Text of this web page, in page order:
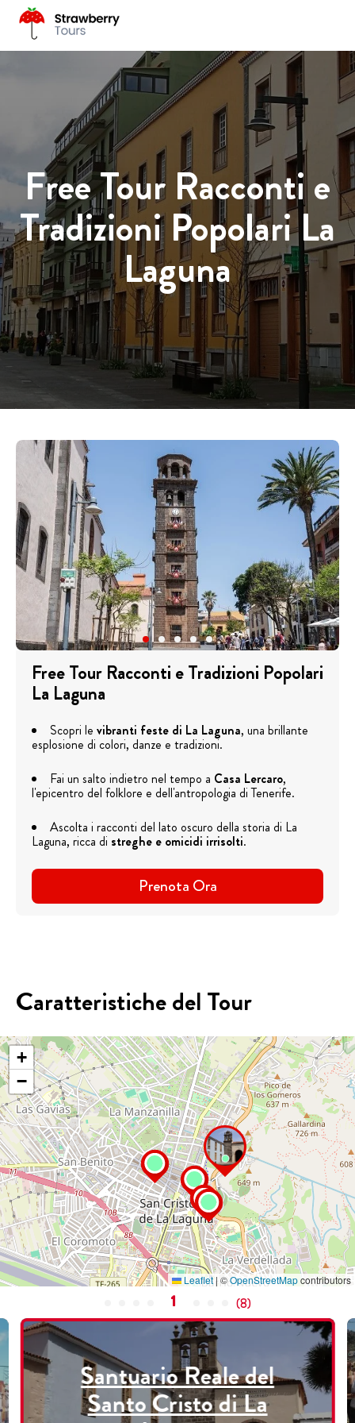
Free Tour Racconti e
Tradizioni Popolari La
Laguna
Free Tour Racconti e Tradizioni Popolari
La Laguna
Scopri le vibranti feste di La Laguna, una brillante
esplosione di colori, danze e tradizioni.
Fai un salto indietro nel tempo a Casa Lercaro,
l'epicentro del folklore e dell'antropologia di Tenerife.
Ascolta i racconti del lato oscuro della storia di La
Laguna, ricca di streghe e omicidi irrisolti.
Prenota Ora
Caratteristiche del Tour
+
−
Leaflet|©OpenStreetMapcontributors
1 (8)
Santuario Reale del
Santo Cristo di La